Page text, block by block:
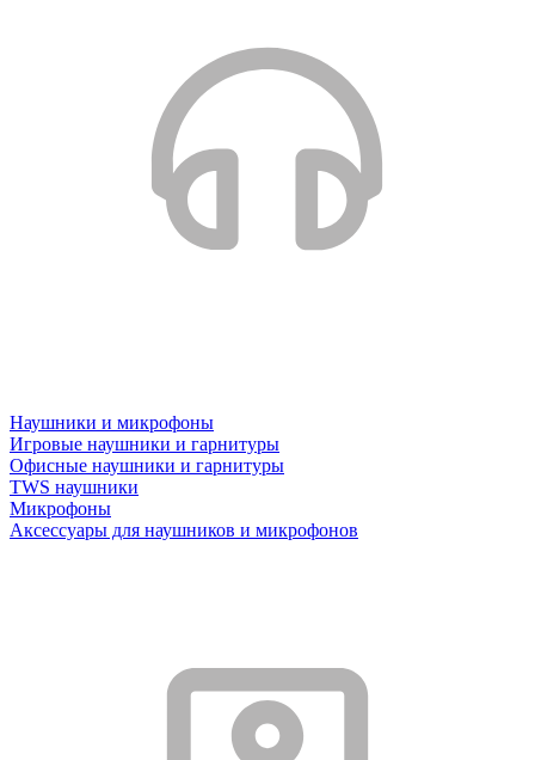
Наушники и микрофоны
Игровые наушники и гарнитуры
Офисные наушники и гарнитуры
TWS наушники
Микрофоны
Аксессуары для наушников и микрофонов